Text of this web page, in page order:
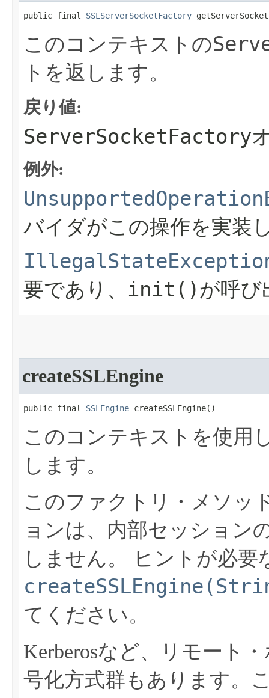
public final SSLServerSocketFactory
このコンテキストの
トを返します。
戻り値:
ServerSocketFactory
例外:
バイダがこの操作を実装
要であり、 init() が呼び
createSSLEngine
public final SSLEngine createSSLEngine​()
このコンテキストを使用
します。
このファクトリ・メソッ
ョンは、内部セッション
しません。
ヒントが必要
てください。
Kerberosなど、リモート
号化方式群もあります。